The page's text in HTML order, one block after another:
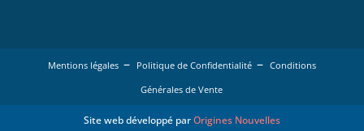
Mentions légales– Politique de Confidentialité– Conditions
Générales de Vente
Site web développé parOrigines Nouvelles